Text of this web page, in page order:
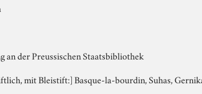
an der Preussischen Staatsbibliothek
mit Bleistift:] Basque-la-bourdin, Suhas,